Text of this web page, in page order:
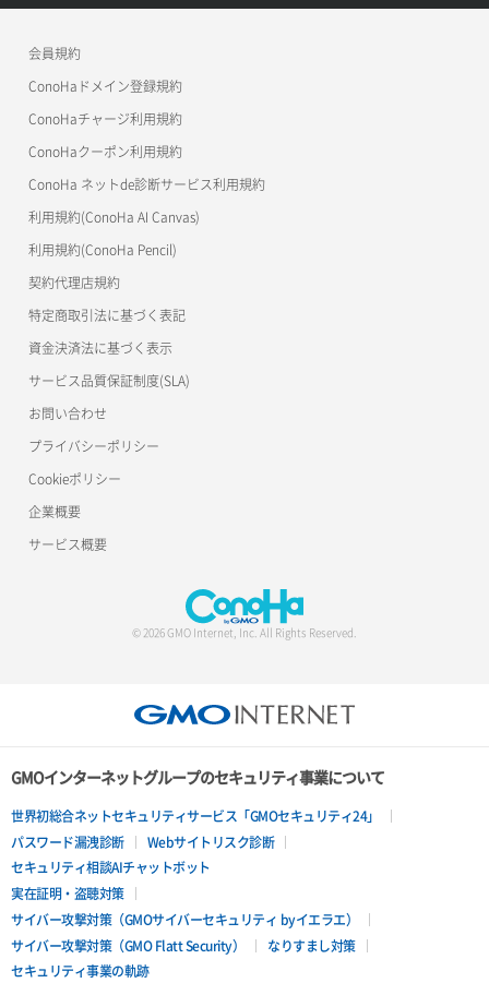
APIドキュメントVPS3.0
美雲このは徹底ガイド
会員規約
ConoHaドメイン登録規約
ConoHaチャージ利用規約
ConoHaクーポン利用規約
ConoHa ネットde診断サービス利用規約
利用規約(ConoHa AI Canvas)
利用規約(ConoHa Pencil)
契約代理店規約
特定商取引法に基づく表記
資金決済法に基づく表示
サービス品質保証制度(SLA)
お問い合わせ
プライバシーポリシー
Cookieポリシー
企業概要
サービス概要
© 2026 GMO Internet, Inc. All Rights Reserved.
GMOインターネットグループのセキュリティ事業について
世界初総合ネットセキュリティサービス「GMOセキュリティ24」
パスワード漏洩診断
Webサイトリスク診断
セキュリティ相談AIチャットボット
実在証明・盗聴対策
サイバー攻撃対策（GMOサイバーセキュリティ byイエラエ）
サイバー攻撃対策（GMO Flatt Security）
なりすまし対策
セキュリティ事業の軌跡